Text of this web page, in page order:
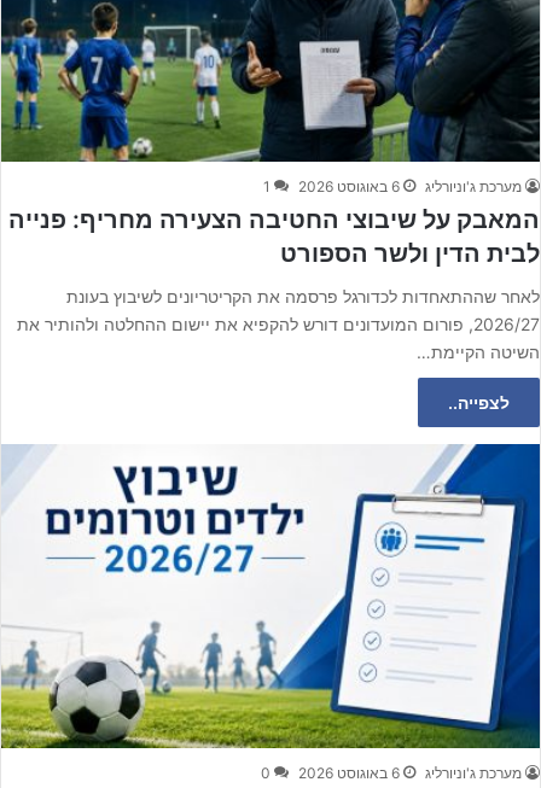
מערכת ג'וניורליג 6 באוגוסט 2026 1
המאבק על שיבוצי החטיבה הצעירה מחריף: פנייה
לבית הדין ולשר הספורט
לאחר שההתאחדות לכדורגל פרסמה את הקריטריונים לשיבוץ בעונת
2026/27, פורום המועדונים דורש להקפיא את יישום ההחלטה ולהותיר את
השיטה הקיימת…
לצפייה..
מערכת ג'וניורליג 6 באוגוסט 2026 0